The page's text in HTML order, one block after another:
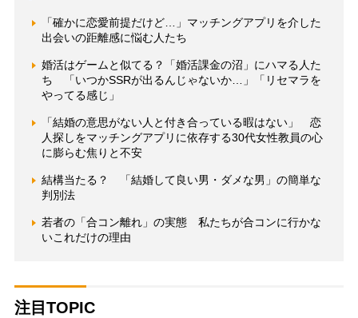
「確かに恋愛前提だけど…」マッチングアプリを介した
出会いの距離感に悩む人たち
婚活はゲームと似てる？「婚活課金の沼」にハマる人た
ち 「いつかSSRが出るんじゃないか…」「リセマラを
やってる感じ」
「結婚の意思がない人と付き合っている暇はない」 恋
人探しをマッチングアプリに依存する30代女性教員の心
に膨らむ焦りと不安
結構当たる？ 「結婚して良い男・ダメな男」の簡単な
判別法
若者の「合コン離れ」の実態 私たちが合コンに行かな
いこれだけの理由
注目TOPIC